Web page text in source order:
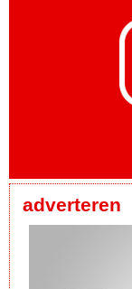
adverteren